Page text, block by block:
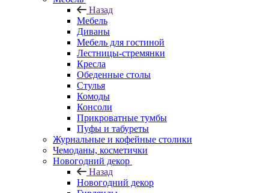
Назад
Мебель
Диваны
Мебель для гостиной
Лестницы-стремянки
Кресла
Обеденные столы
Стулья
Комоды
Консоли
Прикроватные тумбы
Пуфы и табуреты
Журнальные и кофейные столики
Чемоданы, косметички
Новогодний декор
Назад
Новогодний декор